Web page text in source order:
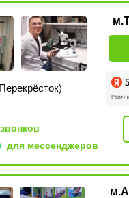
для мессенджеров